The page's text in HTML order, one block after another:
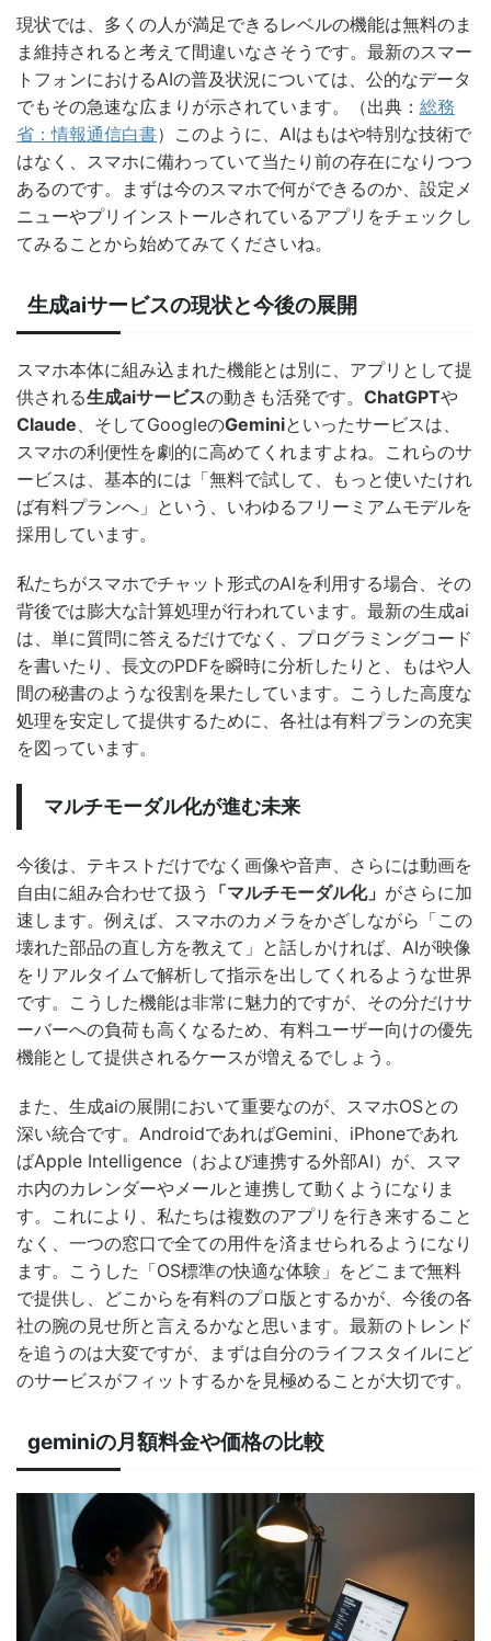
現状では、多くの人が満足できるレベルの機能は無料のま
ま維持されると考えて間違いなさそうです。最新のスマー
トフォンにおけるAIの普及状況については、公的なデータ
でもその急速な広まりが示されています。（出典： 総務
省：情報通信白書）このように、AIはもはや特別な技術で
はなく、スマホに備わっていて当たり前の存在になりつつ
あるのです。まずは今のスマホで何ができるのか、設定メ
ニューやプリインストールされているアプリをチェックし
てみることから始めてみてくださいね。
生成aiサービスの現状と今後の展開
スマホ本体に組み込まれた機能とは別に、アプリとして提
供される生成aiサービスの動きも活発です。 ChatGPTや
Claude、そしてGoogleのGeminiといったサービスは、
スマホの利便性を劇的に高めてくれますよね。これらのサ
ービスは、基本的には「無料で試して、もっと使いたけれ
ば有料プランへ」という、いわゆるフリーミアムモデルを
採用しています。
私たちがスマホでチャット形式のAIを利用する場合、その
背後では膨大な計算処理が行われています。最新の生成ai
は、単に質問に答えるだけでなく、プログラミングコード
を書いたり、長文のPDFを瞬時に分析したりと、もはや人
間の秘書のような役割を果たしています。こうした高度な
処理を安定して提供するために、各社は有料プランの充実
を図っています。
マルチモーダル化が進む未来
今後は、テキストだけでなく画像や音声、さらには動画を
自由に組み合わせて扱う
「マルチモーダル化」 がさらに加
速します。例えば、スマホのカメラをかざしながら「この
壊れた部品の直し方を教えて」と話しかければ、AIが映像
をリアルタイムで解析して指示を出してくれるような世界
です。こうした機能は非常に魅力的ですが、その分だけサ
ーバーへの負荷も高くなるため、有料ユーザー向けの優先
機能として提供されるケースが増えるでしょう。
また、生成aiの展開において重要なのが、スマホOSとの
深い統合です。AndroidであればGemini、iPhoneであれ
ばApple Intelligence（および連携する外部AI）が、スマ
ホ内のカレンダーやメールと連携して動くようになりま
す。これにより、私たちは複数のアプリを行き来すること
なく、一つの窓口で全ての用件を済ませられるようになり
ます。こうした「OS標準の快適な体験」をどこまで無料
で提供し、どこからを有料のプロ版とするかが、今後の各
社の腕の見せ所と言えるかなと思います。最新のトレンド
を追うのは大変ですが、まずは自分のライフスタイルにど
のサービスがフィットするかを見極めることが大切です。
geminiの月額料金や価格の比較